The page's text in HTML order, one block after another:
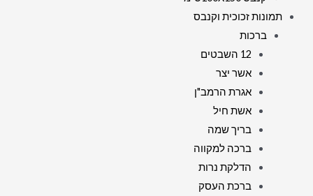
תמונות זכוכית וקנבס
ברכות
12 השבטים
אשר יצר
אגרת הרמב"ן
אשת חיל
בריך שמה
ברכה למקווה
הדלקת נרות
ברכת העסק